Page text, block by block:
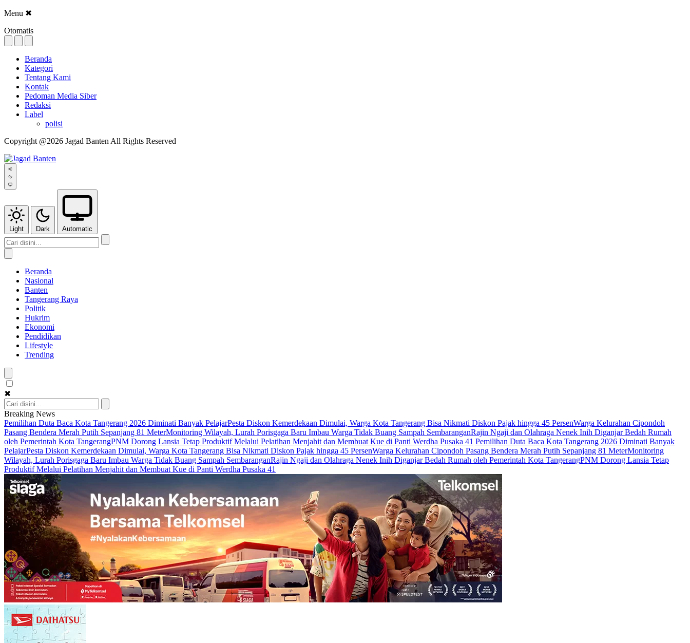
Menu ✖
Otomatis
Beranda
Kategori
Tentang Kami
Kontak
Pedoman Media Siber
Redaksi
Label
polisi
Copyright @2026 Jagad Banten All Rights Reserved
Light Dark Automatic
Beranda
Nasional
Banten
Tangerang Raya
Politik
Hukrim
Ekonomi
Pendidikan
Lifestyle
Trending
✖
Breaking News
Pemilihan Duta Baca Kota Tangerang 2026 Diminati Banyak PelajarPesta Diskon Kemerdekaan Dimulai, Warga Kota Tangerang Bisa Nikmati Diskon Pajak hingga 45 PersenWarga Kelurahan Cipondoh
Pasang Bendera Merah Putih Sepanjang 81 MeterMonitoring Wilayah, Lurah Porisgaga Baru Imbau Warga Tidak Buang Sampah SembaranganRajin Ngaji dan Olahraga Nenek Inih Diganjar Bedah Rumah
oleh Pemerintah Kota TangerangPNM Dorong Lansia Tetap Produktif Melalui Pelatihan Menjahit dan Membuat Kue di Panti Werdha Pusaka 41 Pemilihan Duta Baca Kota Tangerang 2026 Diminati Banyak
PelajarPesta Diskon Kemerdekaan Dimulai, Warga Kota Tangerang Bisa Nikmati Diskon Pajak hingga 45 PersenWarga Kelurahan Cipondoh Pasang Bendera Merah Putih Sepanjang 81 MeterMonitoring
Wilayah, Lurah Porisgaga Baru Imbau Warga Tidak Buang Sampah SembaranganRajin Ngaji dan Olahraga Nenek Inih Diganjar Bedah Rumah oleh Pemerintah Kota TangerangPNM Dorong Lansia Tetap
Produktif Melalui Pelatihan Menjahit dan Membuat Kue di Panti Werdha Pusaka 41